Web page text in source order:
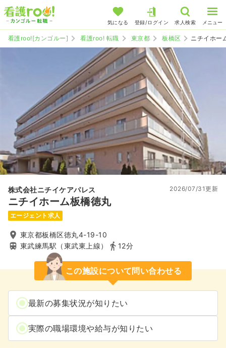
気になる 登録/ログイン 求人検索 メニュー
看護roo![カンゴルー] 看護roo! 転職 東京都 板橋区 ニチイホー
株式会社ニチイケアパレス
ニチイホーム板橋徳丸
2026/07/31更新
エージェント求人
東京都板橋区徳丸4-19-10
東武練馬駅（東武東上線）
12分
この施設について問い合わせる
最新の募集状況が知りたい
実際の職場環境や給与が知りたい